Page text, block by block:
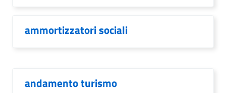
ammortizzatori sociali
andamento turismo